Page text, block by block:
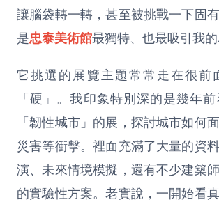
讓腦袋轉一轉，甚至被挑戰一下固
是忠泰美術館最獨特、也最吸引我的
它挑選的展覽主題常常走在很前
「硬」。我印象特別深的是幾年
「韌性城市」的展，探討城市如何
災害等衝擊。裡面充滿了大量的資
演、未來情境模擬，還有不少建築
的實驗性方案。老實說，一開始看